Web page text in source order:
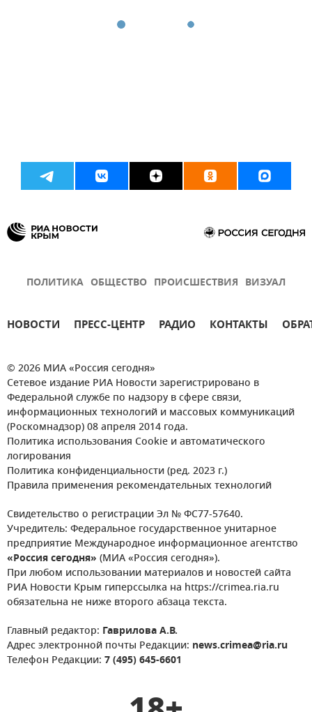
ПОЛИТИКА ОБЩЕСТВО ПРОИСШЕСТВИЯ ВИЗУАЛ
НОВОСТИ ПРЕСС-ЦЕНТР РАДИО КОНТАКТЫ
© 2026 МИА «Россия сегодня»
Сетевое издание РИА Новости зарегистрировано в
Федеральной службе по надзору в сфере связи,
информационных технологий и массовых коммуникаций
(Роскомнадзор) 08 апреля 2014 года.
Политика использования Cookie и автоматического
логирования
Политика конфиденциальности (ред. 2023 г.)
Правила применения рекомендательных технологий
Свидетельство о регистрации Эл № ФС77-57640.
Учредитель: Федеральное государственное унитарное
предприятие Международное информационное агентство
«Россия сегодня» (МИА «Россия сегодня»).
При любом использовании материалов и новостей сайта
РИА Новости Крым гиперссылка на https://crimea.ria.ru
обязательна не ниже второго абзаца текста.
Главный редактор: Гаврилова А.В.
Адрес электронной почты Редакции: news.crimea@ria.ru
Телефон Редакции: 7 (495) 645-6601